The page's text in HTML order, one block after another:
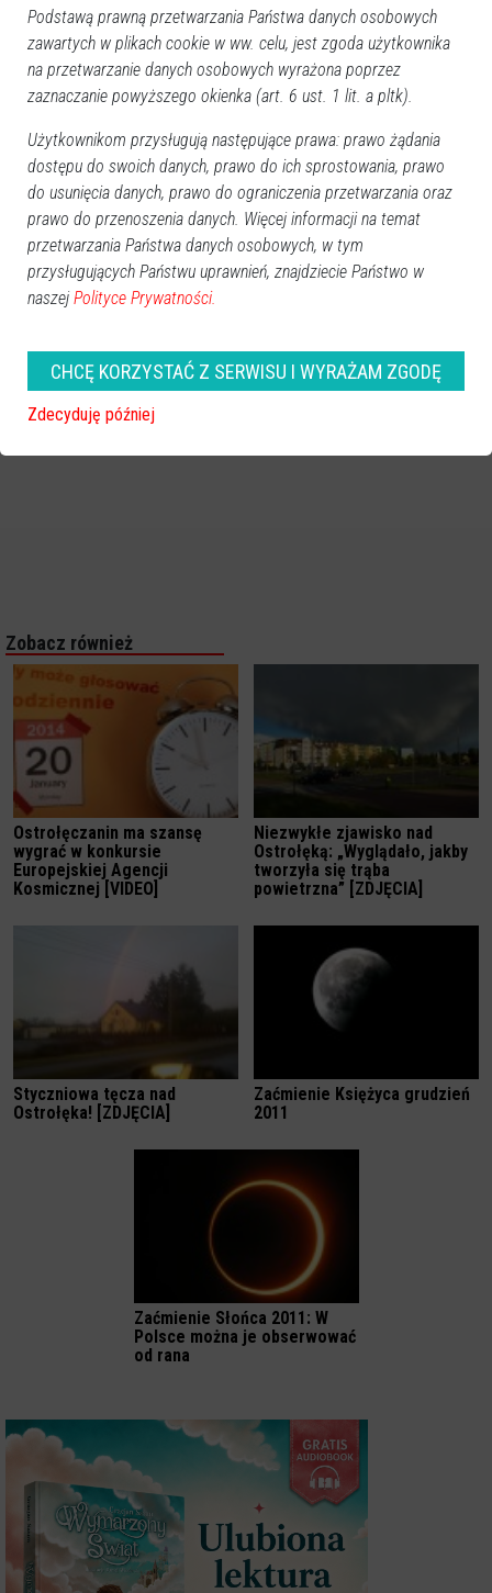
Zobacz również
Ostrołęczanin ma szansę
wygrać w konkursie
Europejskiej Agencji
Kosmicznej [VIDEO]
Niezwykłe zjawisko nad
Ostrołęką: „Wyglądało, jakby
tworzyła się trąba
powietrzna” [ZDJĘCIA]
Styczniowa tęcza nad
Ostrołęka! [ZDJĘCIA]
Zaćmienie Księżyca grudzień
2011
Zaćmienie Słońca 2011: W
Polsce można je obserwować
od rana
Podstawą prawną przetwarzania Państwa danych osobowych
zawartych w plikach cookie w ww. celu, jest zgoda użytkownika
na przetwarzanie danych osobowych wyrażona poprzez
zaznaczanie powyższego okienka (art. 6 ust. 1 lit. a pltk).
Użytkownikom przysługują następujące prawa: prawo żądania
dostępu do swoich danych, prawo do ich sprostowania, prawo
do usunięcia danych, prawo do ograniczenia przetwarzania oraz
prawo do przenoszenia danych. Więcej informacji na temat
przetwarzania Państwa danych osobowych, w tym
przysługujących Państwu uprawnień, znajdziecie Państwo w
naszej Polityce Prywatności.
CHCĘ KORZYSTAĆ Z SERWISU I WYRAŻAM ZGODĘ
Zdecyduję później